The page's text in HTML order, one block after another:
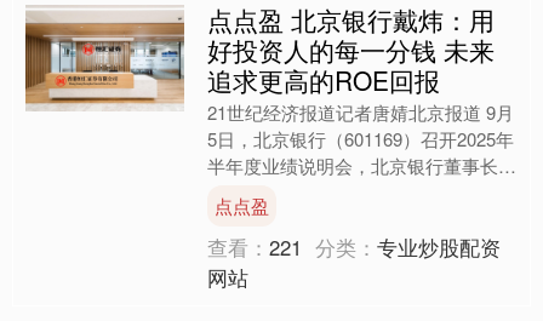
点点盈 北京银行戴炜：用
好投资人的每一分钱 未来
追求更高的ROE回报
21世纪经济报道记者唐婧北京报道 9月
5日，北京银行（601169）召开2025年
半年度业绩说明会，北京银行董事长霍
学文、行长戴炜等高管出席并答记者
问。 戴炜表....
点点盈
查看：221 分类：专业炒股配资
网站